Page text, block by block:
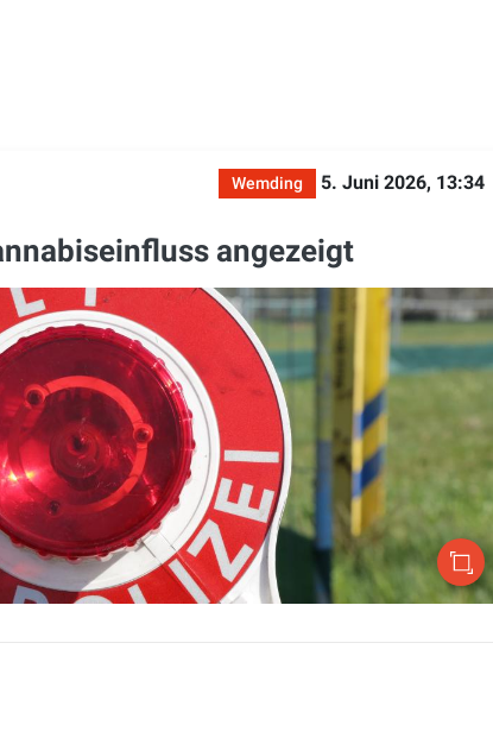
Wemding
5. Juni 2026, 13:34
angezeigt